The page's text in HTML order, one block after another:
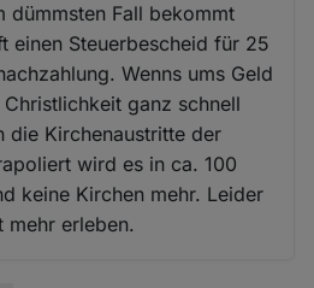
dümmsten Fall bekommt
einen Steuerbescheid für 25
Wenns ums Geld
ganz schnell
die Kirchenaustritte der
wird es in ca. 100
keine Kirchen mehr. Leider
erleben.